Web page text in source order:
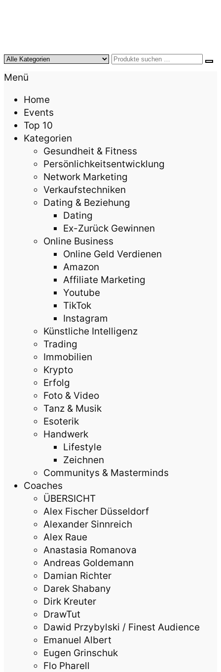
KursTipps.de
Weil Weiterbildung die beste Investition für mehr
Lebensqualität ist.
Menü
Home
Events
Top 10
Kategorien
Gesundheit & Fitness
Persönlichkeitsentwicklung
Network Marketing
Verkaufstechniken
Dating & Beziehung
Dating
Ex-Zurück Gewinnen
Online Business
Online Geld Verdienen
Amazon
Affiliate Marketing
Youtube
TikTok
Instagram
Künstliche Intelligenz
Trading
Immobilien
Krypto
Erfolg
Foto & Video
Tanz & Musik
Esoterik
Handwerk
Lifestyle
Zeichnen
Communitys & Masterminds
Coaches
ÜBERSICHT
Alex Fischer Düsseldorf
Alexander Sinnreich
Alex Raue
Anastasia Romanova
Andreas Goldemann
Damian Richter
Darek Shabany
Dirk Kreuter
DrawTut
Dawid Przybylski / Finest Audience
Emanuel Albert
Eugen Grinschuk
Flo Pharell